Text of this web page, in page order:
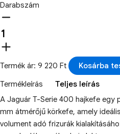
Darabszám
Termék ár: 9 220 Ft
Kosárba
Termékleírás
Teljes leírás
A Jaguár T-Serie 400 hajkefe egy
mm átmérőjű körkefe, amely
volument adó frizurák